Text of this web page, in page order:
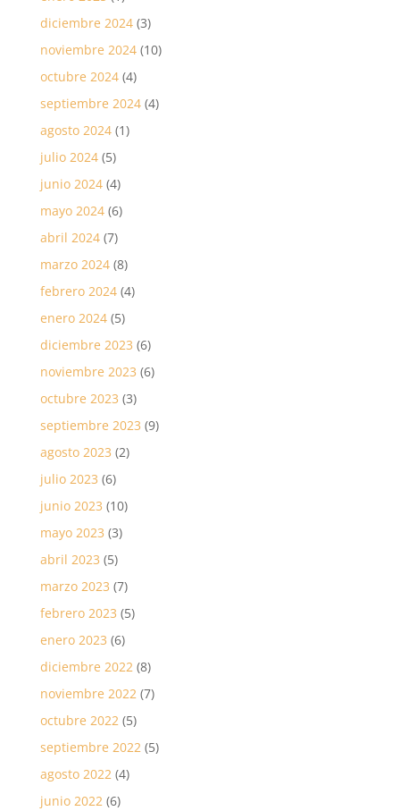
diciembre 2024(3)
noviembre 2024(10)
octubre 2024(4)
septiembre 2024(4)
agosto 2024(1)
julio 2024(5)
junio 2024(4)
mayo 2024(6)
abril 2024(7)
marzo 2024(8)
febrero 2024(4)
enero 2024(5)
diciembre 2023 (6)
noviembre 2023 (6)
octubre 2023 (3)
septiembre 2023 (9)
agosto 2023 (2)
julio 2023 (6)
junio 2023 (10)
mayo 2023 (3)
abril 2023 (5)
marzo 2023 (7)
febrero 2023 (5)
enero 2023 (6)
diciembre 2022(8)
noviembre 2022(7)
octubre 2022(5)
septiembre 2022(5)
agosto 2022(4)
junio 2022(6)